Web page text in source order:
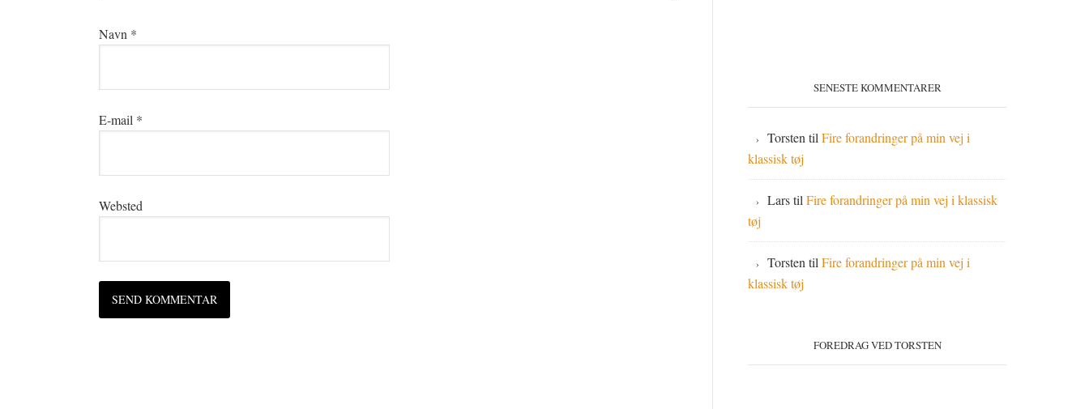
Navn *
E-mail *
Websted
SENESTE KOMMENTARER
Torsten til Fire forandringer på min vej i
klassisk tøj
Larstil Fire forandringer på min vej i klassisk
tøj
Torsten til Fire forandringer på min vej i
klassisk tøj
FOREDRAG VED TORSTEN